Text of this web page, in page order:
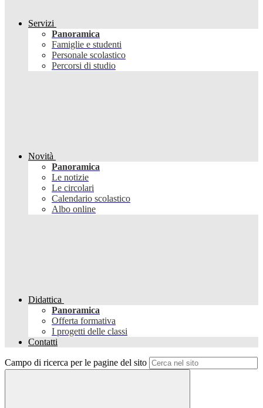
Servizi
Panoramica
Famiglie e studenti
Personale scolastico
Percorsi di studio
Novità
Panoramica
Le notizie
Le circolari
Calendario scolastico
Albo online
Didattica
Panoramica
Offerta formativa
I progetti delle classi
Contatti
Campo di ricerca per le pagine del sito